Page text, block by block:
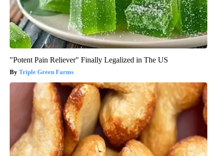
"Potent Pain Reliever" Finally Legalized in The US
Triple Green Farms